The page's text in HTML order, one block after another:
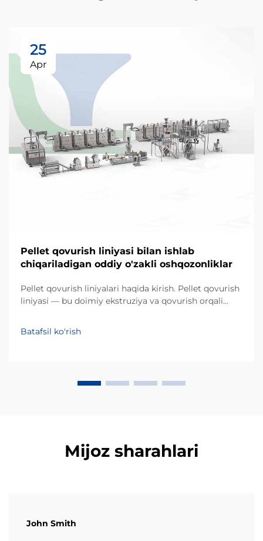
25
Apr
Pellet qovurish liniyasi bilan ishlab
chiqariladigan oddiy o'zakli oshqozonliklar
Pellet qovurish liniyalari haqida kirish. Pellet qovurish
liniyasi — bu doimiy ekstruziya va qovurish orqali
oshqozonliklarga aylantiruvchi sanoat tizimidir.
An'anaviy partiyaviy qovurishdan farqli o'laroq, bu
Batafsil ko'rish
Mijoz sharahlari
John Smith